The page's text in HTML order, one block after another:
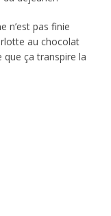
n’est pas finie
au chocolat
ça transpire la